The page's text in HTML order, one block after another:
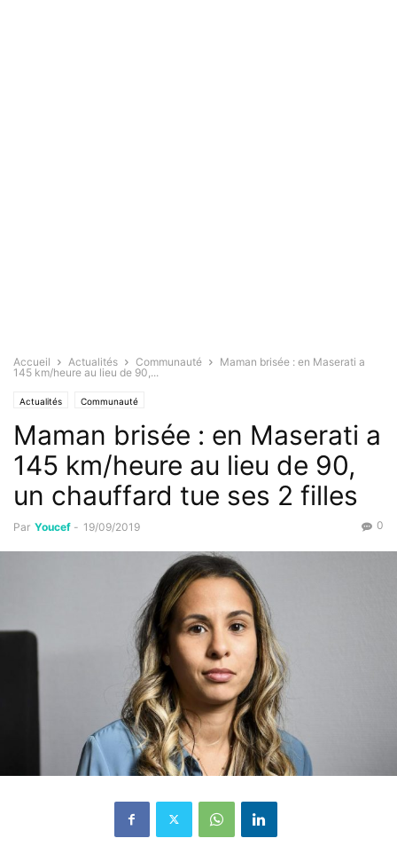
Accueil Actualités Communauté
Maman brisée : en Maserati a
145 km/heure au lieu de 90,...
Actualités Communauté
Maman brisée : en Maserati a
145 km/heure au lieu de 90,
un chauffard tue ses 2 filles
Par Youcef - 19/09/2019 0